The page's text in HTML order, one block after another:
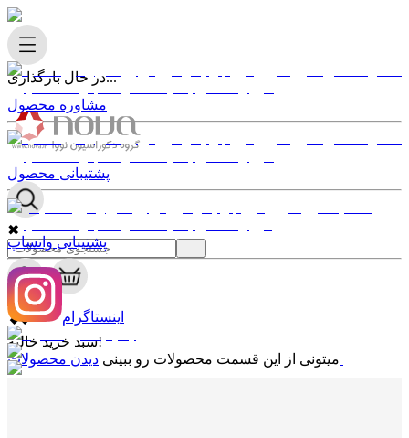
در حال بارگذاری...
✖
0
✖
سبد خرید خالیه!
میتونی از این قسمت محصولات رو ببینی
مشاوره محصول
پشتیبانی محصول
پشتیبانی واتساپ
اینستاگرام